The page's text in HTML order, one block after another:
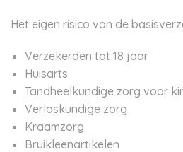
Het eigen risico van de
Verzekerden tot 18 jaar
Huisarts
Tandheelkundige zorg voor
Verloskundige zorg
Kraamzorg
Bruikleenartikelen